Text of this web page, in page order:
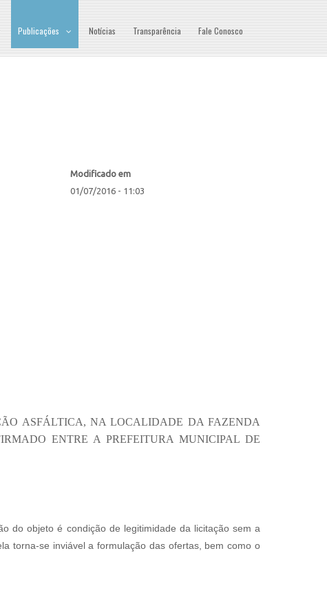
Publicações Notícias Transparência Fale Conosco
Modificado em
01/07/2016 - 11:03
ASFÁLTICA, NA LOCALIDADE DA FAZENDA
ENTRE A PREFEITURA MUNICIPAL DE
do objeto é condição de legitimidade da licitação sem a
torna-se inviável a formulação das ofertas, bem como o